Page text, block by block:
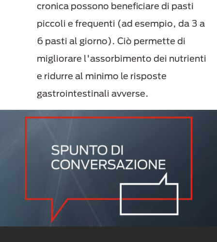
cronica possono beneficiare di pasti
piccoli e frequenti (ad esempio, da 3 a
6 pasti al giorno). Ciò permette di
migliorare l'assorbimento dei nutrienti
e ridurre al minimo le risposte
gastrointestinali avverse.